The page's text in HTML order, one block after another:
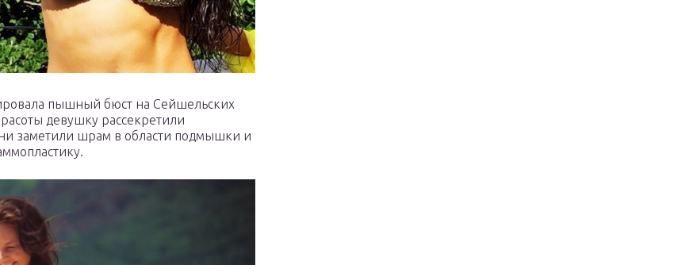
пышный бюст на Сейшельских
девушку рассекретили
заметили шрам в области подмышки и